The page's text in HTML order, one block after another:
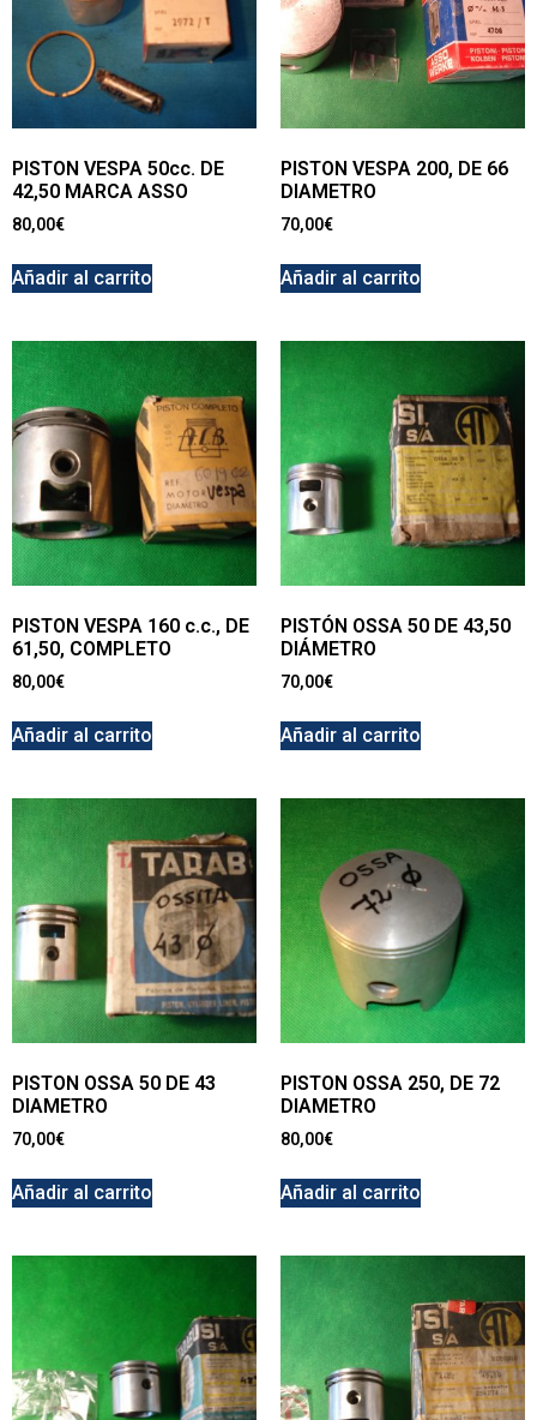
PISTON VESPA 50cc. DE
42,50 MARCA ASSO
80,00€
Añadir al carrito
PISTON VESPA 200, DE 66
DIAMETRO
70,00€
Añadir al carrito
PISTON VESPA 160 c.c., DE
61,50, COMPLETO
80,00€
Añadir al carrito
PISTÓN OSSA 50 DE 43,50
DIÁMETRO
70,00€
Añadir al carrito
PISTON OSSA 50 DE 43
DIAMETRO
70,00€
Añadir al carrito
PISTON OSSA 250, DE 72
DIAMETRO
80,00€
Añadir al carrito